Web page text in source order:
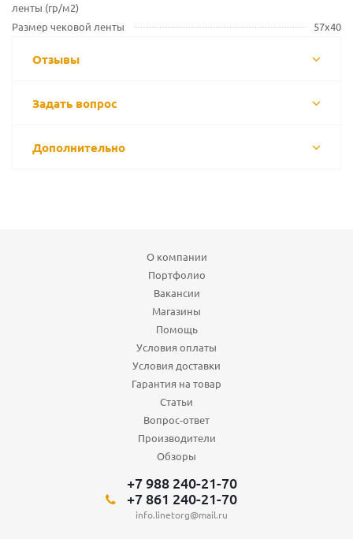
ленты (гр/м2)
Размер чековой ленты 57х40
Отзывы
Задать вопрос
Дополнительно
О компании
Портфолио
Вакансии
Магазины
Помощь
Условия оплаты
Условия доставки
Гарантия на товар
Статьи
Вопрос-ответ
Производители
Обзоры
+7 988 240-21-70
+7 861 240-21-70
info.linetorg@mail.ru